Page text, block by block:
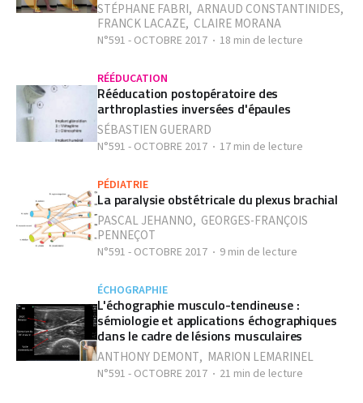
STÉPHANE FABRI, ARNAUD CONSTANTINIDES,
FRANCK LACAZE, CLAIRE MORANA
N°591 - OCTOBRE 2017 18 min de lecture
RÉÉDUCATION
Rééducation postopératoire des
arthroplasties inversées d'épaules
SÉBASTIEN GUERARD
N°591 - OCTOBRE 2017 17 min de lecture
PÉDIATRIE
La paralysie obstétricale du plexus brachial
PASCAL JEHANNO, GEORGES-FRANÇOIS
PENNEÇOT
N°591 - OCTOBRE 2017 9 min de lecture
ÉCHOGRAPHIE
L'échographie musculo-tendineuse :
sémiologie et applications échographiques
dans le cadre de lésions musculaires
ANTHONY DEMONT, MARION LEMARINEL
N°591 - OCTOBRE 2017 21 min de lecture